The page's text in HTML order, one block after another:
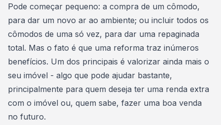
Pode começar pequeno: a compra de um cômodo,
para dar um novo ar ao ambiente; ou incluir todos os
cômodos de uma só vez, para dar uma repaginada
total. Mas o fato é que uma reforma traz inúmeros
benefícios. Um dos principais é valorizar ainda mais o
seu imóvel - algo que pode ajudar bastante,
principalmente para quem deseja ter uma renda extra
com o imóvel ou, quem sabe, fazer uma boa venda
no futuro.